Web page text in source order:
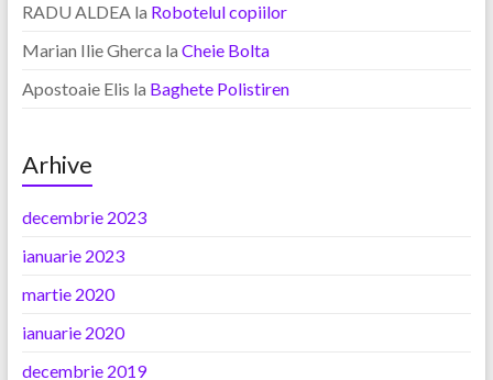
RADU ALDEAla Robotelul copiilor
Marian Ilie Gherca la Cheie Bolta
Apostoaie Elis la Baghete Polistiren
Arhive
decembrie 2023
ianuarie 2023
martie 2020
ianuarie 2020
decembrie 2019